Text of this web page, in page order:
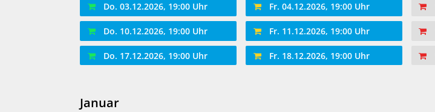
Do. 03.12.2026, 19:00 Uhr Fr. 04.12.2026, 19:00 Uhr
Do. 10.12.2026, 19:00 Uhr Fr. 11.12.2026, 19:00 Uhr
Do. 17.12.2026, 19:00 Uhr Fr. 18.12.2026, 19:00 Uhr
Januar